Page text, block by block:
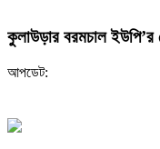
কুলাউড়ার বরমচাল ইউপি’র
আপডেট: